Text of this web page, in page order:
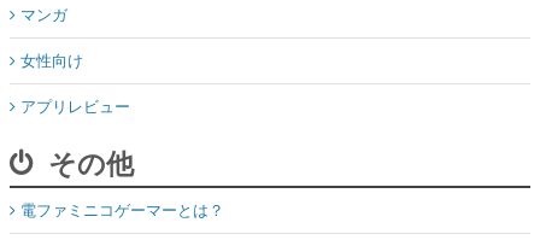
マンガ
女性向け
アプリレビュー
その他
電ファミニコゲーマーとは？